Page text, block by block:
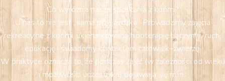
Co wyróżnia nasze spotkania z końmi?
U nas to nie jest „sama przejażdżka”. Prowadzimy zajęcia
rekreacyjne z końmi, ukierunkowaną hipoterapię.Łączymy ruch,
edukację i świadomy kontaktem człowiek–zwierzę.
W praktyce oznacza to, że podczas zajęć (w zależności od wieku
i możliwości uczestnika) pojawiają się m.in.: